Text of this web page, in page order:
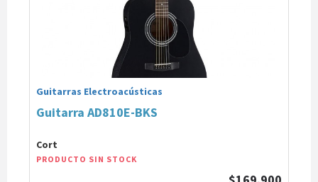
Guitarras Electroacústicas
Guitarra AD810E-BKS
Cort
PRODUCTO SIN STOCK